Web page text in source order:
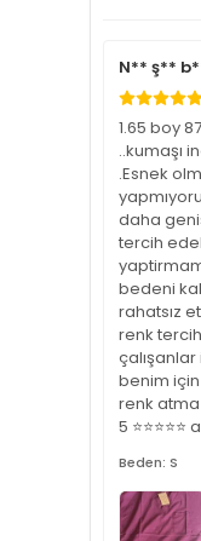
N** ş**
1.65 boy
..kumaşı
.Esnek
daha
tercih
bedeni
rahatsız
renk
benim için
renk
5 ⭐⭐⭐⭐⭐
Beden: S